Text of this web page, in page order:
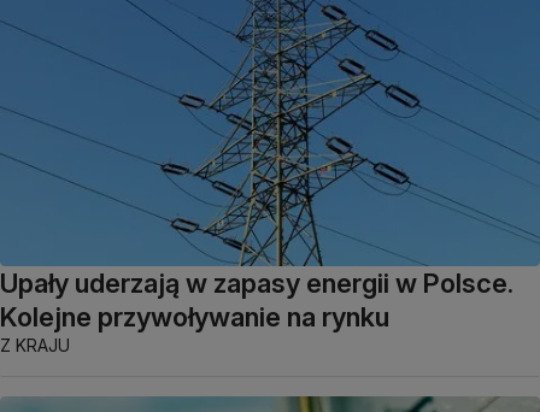
Upały uderzają w zapasy energii w Polsce.
Kolejne przywoływanie na rynku
Z KRAJU